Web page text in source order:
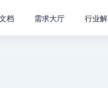
档 需求大厅 行业